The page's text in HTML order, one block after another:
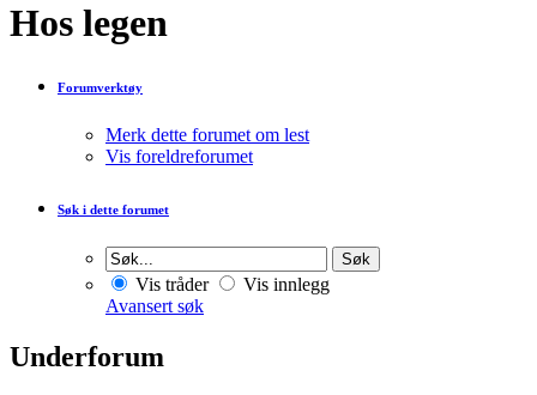
Hos legen
Forumverktøy
Merk dette forumet om lest
Vis foreldreforumet
Søk i dette forumet
Vis tråder
Vis innlegg
Avansert søk
Underforum